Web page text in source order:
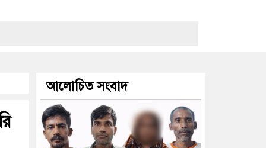
আলোচিত সংবাদ